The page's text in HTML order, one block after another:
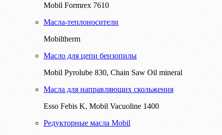
Mobil Formrex 7610
Масла-теплоносители
Mobiltherm
Масло для цепи бензопилы
Mobil Pyrolube 830, Chain Saw Oil mineral
Масла для направляющих скольжения
Esso Febis K, Mobil Vacuoline 1400
Редукторные масла Mobil